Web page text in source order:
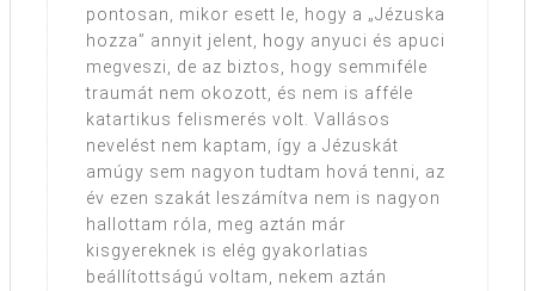
pontosan, mikor esett le, hogy a „Jézuska
hozza” annyit jelent, hogy anyuci és apuci
megveszi, de az biztos, hogy semmiféle
traumát nem okozott, és nem is afféle
katartikus felismerés volt. Vallásos
nevelést nem kaptam, így a Jézuskát
amúgy sem nagyon tudtam hová tenni, az
év ezen szakát leszámítva nem is nagyon
hallottam róla, meg aztán már
kisgyereknek is elég gyakorlatias
beállítottságú voltam, nekem aztán